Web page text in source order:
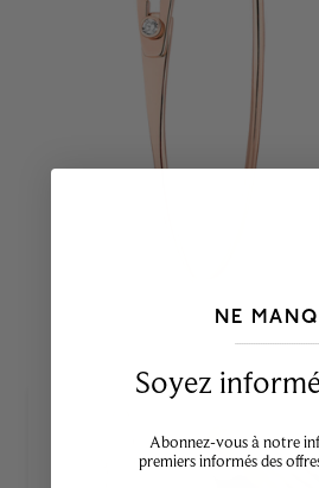
NE
Soyez
Abonnez-vous à notre
premiers informés des